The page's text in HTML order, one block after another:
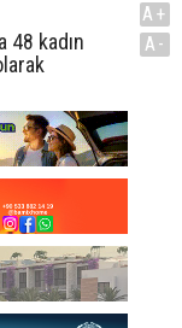
48 kadın
A+
A-